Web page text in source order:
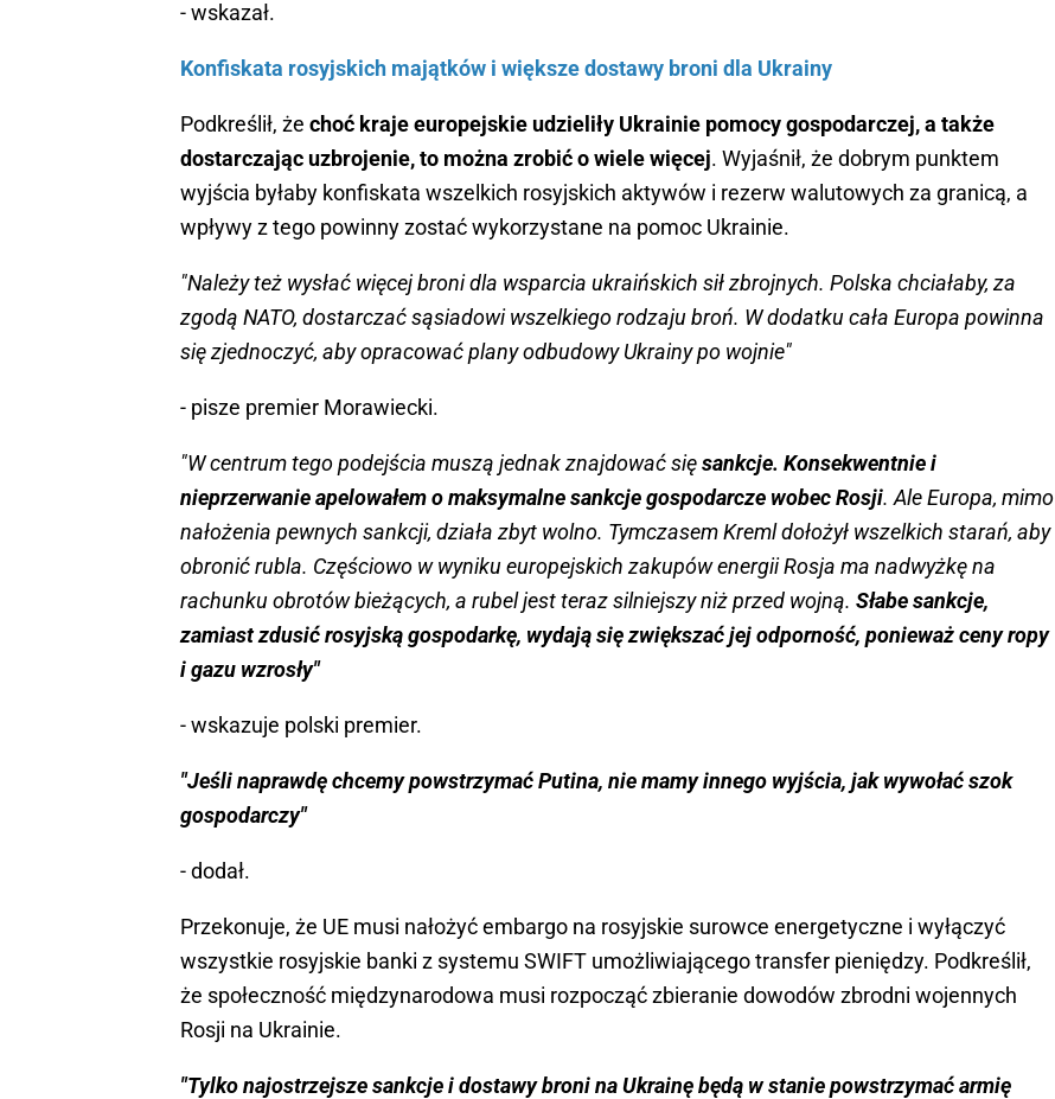
- wskazał.
Konfiskata rosyjskich majątków i większe dostawy broni dla Ukrainy
Podkreślił, że choć kraje europejskie udzieliły Ukrainie pomocy gospodarczej, a także
dostarczając uzbrojenie, to można zrobić o wiele więcej. Wyjaśnił, że dobrym punktem
wyjścia byłaby konfiskata wszelkich rosyjskich aktywów i rezerw walutowych za granicą, a
wpływy z tego powinny zostać wykorzystane na pomoc Ukrainie.
"Należy też wysłać więcej broni dla wsparcia ukraińskich sił zbrojnych. Polska chciałaby, za
zgodą NATO, dostarczać sąsiadowi wszelkiego rodzaju broń. W dodatku cała Europa powinna
się zjednoczyć, aby opracować plany odbudowy Ukrainy po wojnie"
- pisze premier Morawiecki.
"W centrum tego podejścia muszą jednak znajdować sięsankcje. Konsekwentnie i
nieprzerwanie apelowałem o maksymalne sankcje gospodarcze wobec Rosji. Ale Europa, mimo
nałożenia pewnych sankcji, działa zbyt wolno. Tymczasem Kreml dołożył wszelkich starań, aby
obronić rubla. Częściowo w wyniku europejskich zakupów energii Rosja ma nadwyżkę na
rachunku obrotów bieżących, a rubel jest teraz silniejszy niż przed wojną. Słabe sankcje,
zamiast zdusić rosyjską gospodarkę, wydają się zwiększać jej odporność, ponieważ ceny ropy
i gazu wzrosły"
- wskazuje polski premier.
"Jeśli naprawdę chcemy powstrzymać Putina, nie mamy innego wyjścia, jak wywołać szok
gospodarczy"
- dodał.
Przekonuje, że UE musi nałożyć embargo na rosyjskie surowce energetyczne i wyłączyć
wszystkie rosyjskie banki z systemu SWIFT umożliwiającego transfer pieniędzy. Podkreślił,
że społeczność międzynarodowa musi rozpocząć zbieranie dowodów zbrodni wojennych
Rosji na Ukrainie.
"Tylko najostrzejsze sankcje i dostawy broni na Ukrainę będą w stanie powstrzymać armię